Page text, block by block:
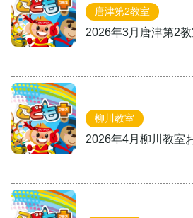
唐津第2教室
2026年3月唐津第2教
柳川教室
2026年4月柳川教室